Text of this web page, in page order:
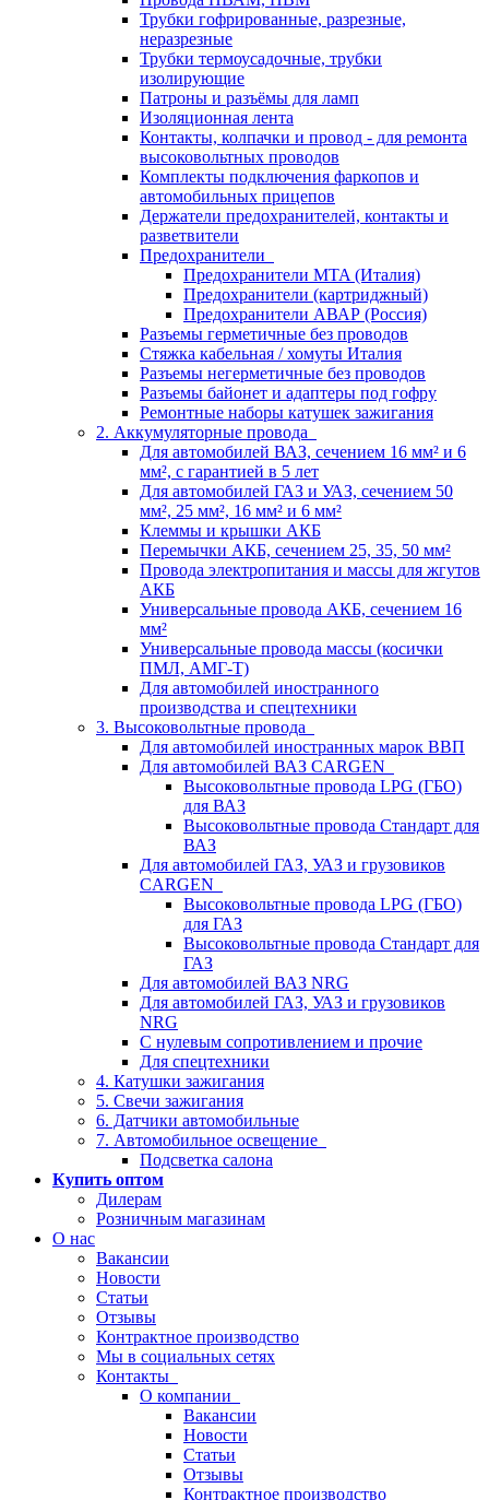
Трубки гофрированные, разрезные,
неразрезные
Трубки термоусадочные, трубки
изолирующие
Патроны и разъёмы для ламп
Изоляционная лента
Контакты, колпачки и провод - для ремонта
высоковольтных проводов
Комплекты подключения фаркопов и
автомобильных прицепов
Держатели предохранителей, контакты и
разветвители
Предохранители
Предохранители MTA (Италия)
Предохранители (картриджный)
Предохранители АВАР (Россия)
Разъемы герметичные без проводов
Стяжка кабельная / хомуты Италия
Разъемы негерметичные без проводов
Разъемы байонет и адаптеры под гофру
Ремонтные наборы катушек зажигания
2. Аккумуляторные провода
Для автомобилей ВАЗ, сечением 16 мм² и 6
мм², с гарантией в 5 лет
Для автомобилей ГАЗ и УАЗ, сечением 50
мм², 25 мм², 16 мм² и 6 мм²
Клеммы и крышки АКБ
Перемычки АКБ, сечением 25, 35, 50 мм²
Провода электропитания и массы для жгутов
АКБ
Универсальные провода АКБ, сечением 16
мм²
Универсальные провода массы (косички
ПМЛ, АМГ-Т)
Для автомобилей иностранного
производства и спецтехники
3. Высоковольтные провода
Для автомобилей иностранных марок ВВП
Для автомобилей ВАЗ CARGEN
Высоковольтные провода LPG (ГБО)
для ВАЗ
Высоковольтные провода Стандарт для
ВАЗ
Для автомобилей ГАЗ, УАЗ и грузовиков
CARGEN
Высоковольтные провода LPG (ГБО)
для ГАЗ
Высоковольтные провода Стандарт для
ГАЗ
Для автомобилей ВАЗ NRG
Для автомобилей ГАЗ, УАЗ и грузовиков
NRG
С нулевым сопротивлением и прочие
Для спецтехники
4. Катушки зажигания
5. Свечи зажигания
6. Датчики автомобильные
7. Автомобильное освещение
Подсветка салона
Купить оптом
Дилерам
Розничным магазинам
О нас
Вакансии
Новости
Статьи
Отзывы
Контрактное производство
Мы в социальных сетях
Контакты
О компании
Вакансии
Новости
Статьи
Отзывы
Контрактное производство